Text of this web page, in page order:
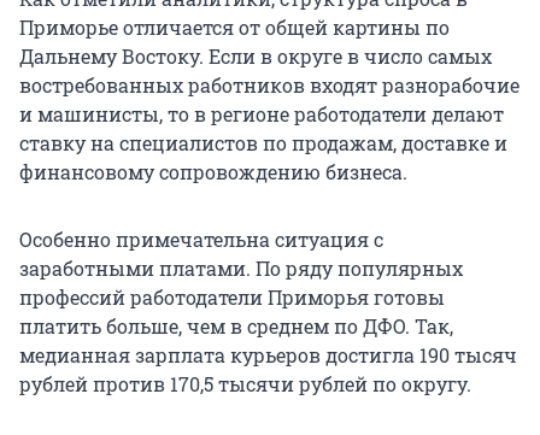
Приморье отличается от общей картины по
Дальнему Востоку. Если в округе в число самых
востребованных работников входят разнорабочие
и машинисты, то в регионе работодатели делают
ставку на специалистов по продажам, доставке и
финансовому сопровождению бизнеса.
Особенно примечательна ситуация с
заработными платами. По ряду популярных
профессий работодатели Приморья готовы
платить больше, чем в среднем по ДФО. Так,
медианная зарплата курьеров достигла 190 тысяч
рублей против 170,5 тысячи рублей по округу.